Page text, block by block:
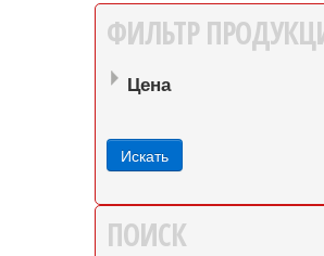
ФИЛЬТР
Цена
ПОИСК